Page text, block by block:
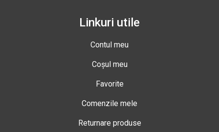
Linkuri utile
Contul meu
Coșul meu
Favorite
Comenzile mele
Returnare produse